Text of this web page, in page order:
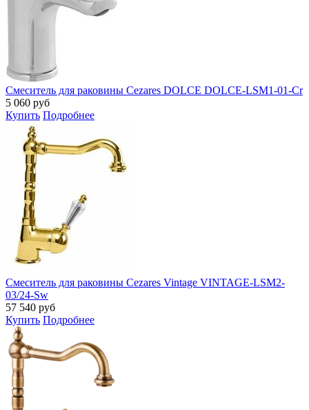
Смеситель для раковины Cezares DOLCE DOLCE-LSM1-01-Cr
5 060 руб
Купить Подробнее
Смеситель для раковины Cezares Vintage VINTAGE-LSM2-
03/24-Sw
57 540 руб
Купить Подробнее